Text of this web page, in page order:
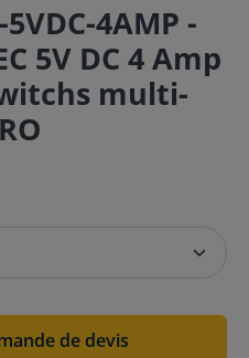
5VDC-4AMP -
5V DC 4 Amp
multi-
de devis